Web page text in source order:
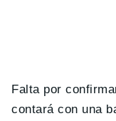
Falta por
contará con una